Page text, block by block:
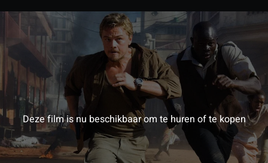
Deze film is nu beschikbaar om te huren of te kopen